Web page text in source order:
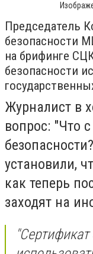
Председатель
безопасности
на брифинге
безопасности
Журналист в
вопрос: "Что
установили,
как теперь
заходят на
"Сертификат